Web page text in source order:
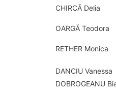
CHIRCĂ Delia
OARGĂ Teodora
RETHER Monica
DANCIU Vanessa
DOBROGEANU